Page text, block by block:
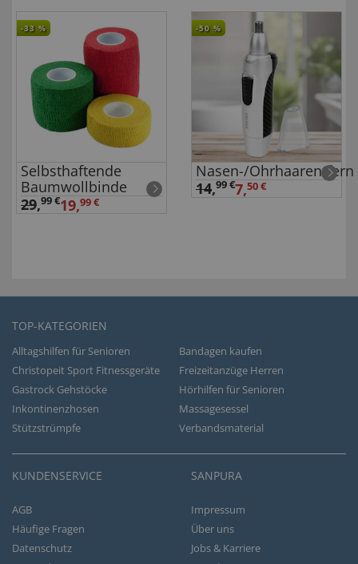
-33 %
Selbsthaftende
Baumwollbinde
29,99 €19,99 €
-50 %
Nasen-/
14,99 €7,50 €
TOP-KATEGORIEN
Alltagshilfen für Senioren
Bandagen kaufen
Christopeit Sport Fitnessgeräte
Freizeitanzüge Herren
Gastrock Gehstöcke
Hörhilfen für Senioren
Inkontinenzhosen
Massagesessel
Stützstrümpfe
Verbandsmaterial
KUNDENSERVICE
AGB
Häufige Fragen
Datenschutz
SANPURA
Impressum
Über uns
Jobs & Karriere